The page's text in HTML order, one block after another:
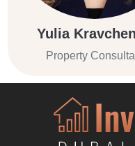
Yulia
Property